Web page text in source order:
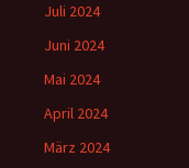
Juli 2024
Juni 2024
Mai 2024
April 2024
März 2024